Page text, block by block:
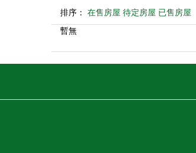
排序： 在售房屋 待定房屋 已售房屋
暫無